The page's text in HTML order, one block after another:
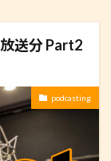
送分 Part2
podcasting